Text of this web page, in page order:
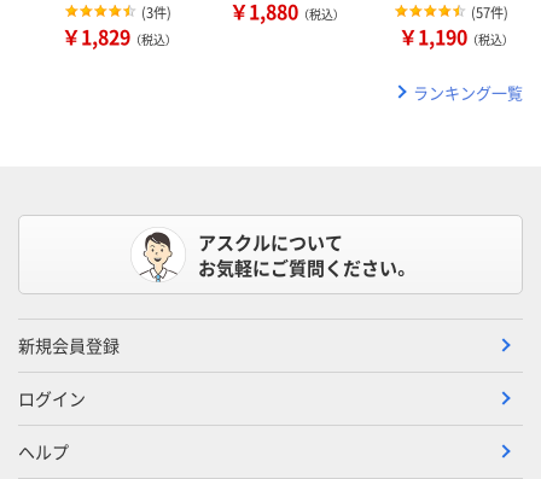
(3件)
￥1,829 （税込）
￥1,880 （税込）
(57件)
￥1,190 （税込）
ランキング一覧
アスクルについて
お気軽にご質問ください。
新規会員登録
ログイン
ヘルプ